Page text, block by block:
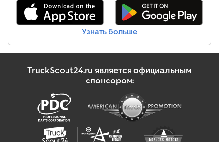
Узнать больше
TruckScout24.ru является официальным
спонсором: